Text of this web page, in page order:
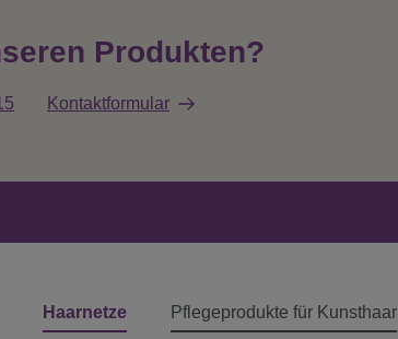
Produkten?
Kontaktformular
Haarnetze Pflegeprodukte für Kunsthaar